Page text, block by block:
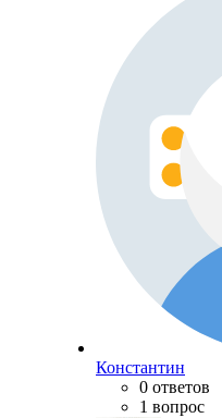
Константин
0 ответов
1 вопрос